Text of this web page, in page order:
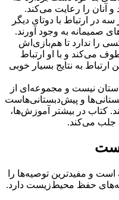
آنان را رعایت می‌کند.
در ارتباط با دوتای دیگر
صمیمانه به وجود آورند.
را ندارد تا هم‌بازی‌اش
می‌کند و با او ارتباط
ارتباط به نتایج بسیار خوبی
نیست و مجموعه‌ای از
و پیش‌دبستانی‌هاست
کتاب در بیشتر آموزش‌ها،
جلب می‌کند.
و مفیدترین توصیه‌ها را
حفظ محیط‌زیست دارد.